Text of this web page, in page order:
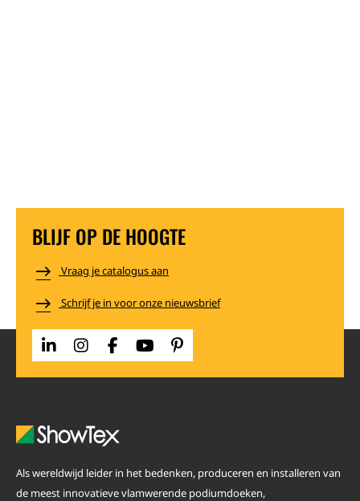
BLIJF OP DE HOOGTE
Vraag je catalogus aan
Schrijf je in voor onze nieuwsbrief
Als wereldwijd leider in het bedenken, produceren en installeren van
de meest innovatieve vlamwerende podiumdoeken,